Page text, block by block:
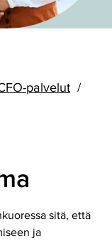
palvelut
sitä, että
ja